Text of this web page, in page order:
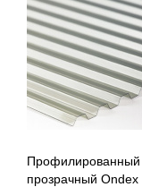
прозрачный Ondex